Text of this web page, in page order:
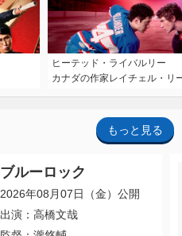
ヒーテッド・ライバルリー
カナダの作家レイチェル・リ
もっと見る
ブルーロック
2026年08月07日（金）公開
出演：高橋文哉